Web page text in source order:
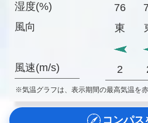
湿度(%)
風向
風速(m/s)
76
東
2
※気温グラフは、表示期間の最高気温を
コンパス